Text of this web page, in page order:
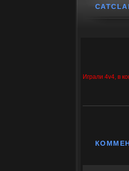
Играли 4v4, в